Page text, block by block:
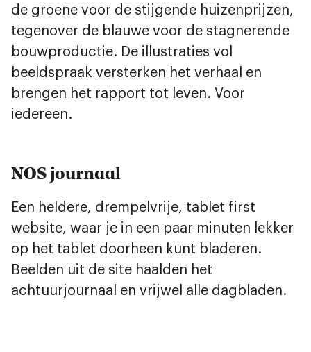
de groene voor de stijgende huizenprijzen,
tegenover de blauwe voor de stagnerende
bouwproductie. De illustraties vol
beeldspraak versterken het verhaal en
brengen het rapport tot leven. Voor
iedereen.
NOS journaal
Een heldere, drempelvrije, tablet first
website, waar je in een paar minuten lekker
op het tablet doorheen kunt bladeren.
Beelden uit de site haalden het
achtuurjournaal en vrijwel alle dagbladen.